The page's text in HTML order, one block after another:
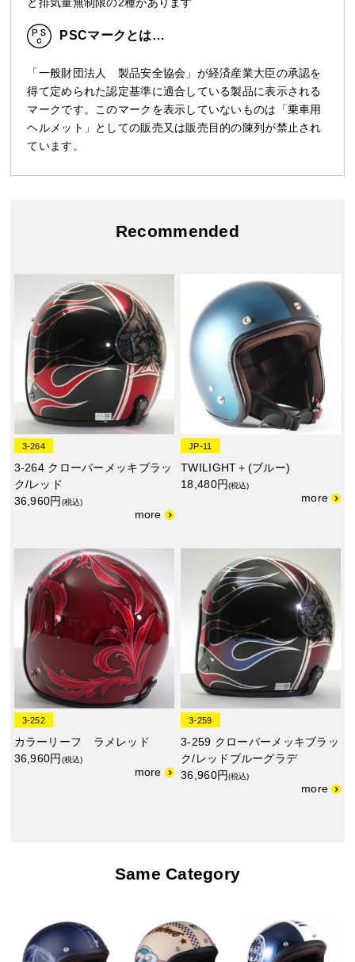
PSCマークとは…
「一般財団法人 製品安全協会」が経済産業大臣の承認を
得て定められた認定基準に適合している製品に表示される
マークです。このマークを表示していないものは「乗車用
ヘルメット」としての販売又は販売目的の陳列が禁止され
ています。
Recommended
3-264
3-264 クローバーメッキブラッ
ク/レッド
36,960円 (税込)
JP-11
TWILIGHT＋(ブルー)
18,480円(税込)
3-252
カラーリーフ ラメレッド
36,960円 (税込)
3-259
3-259 クローバーメッキブラッ
ク/レッドブルーグラデ
36,960円(税込)
Same Category